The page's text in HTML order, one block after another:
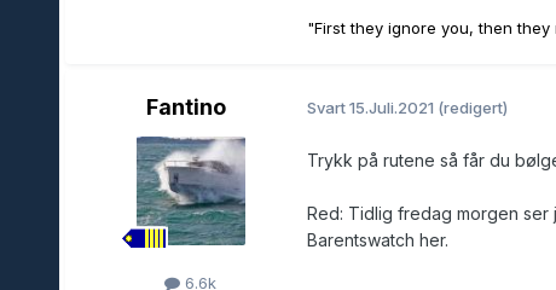
"First they ignore you, then
Fantino
6.6k
Svart15.Juli.2021 (redigert)
Trykk på rutene så får du
Red: Tidlig fredag morgen ser
Barentswatch her.